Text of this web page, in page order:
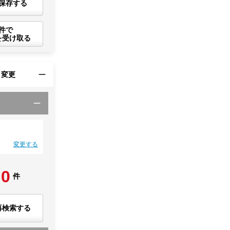
存する
で
受け取る
更
変更する
0 件
検索する